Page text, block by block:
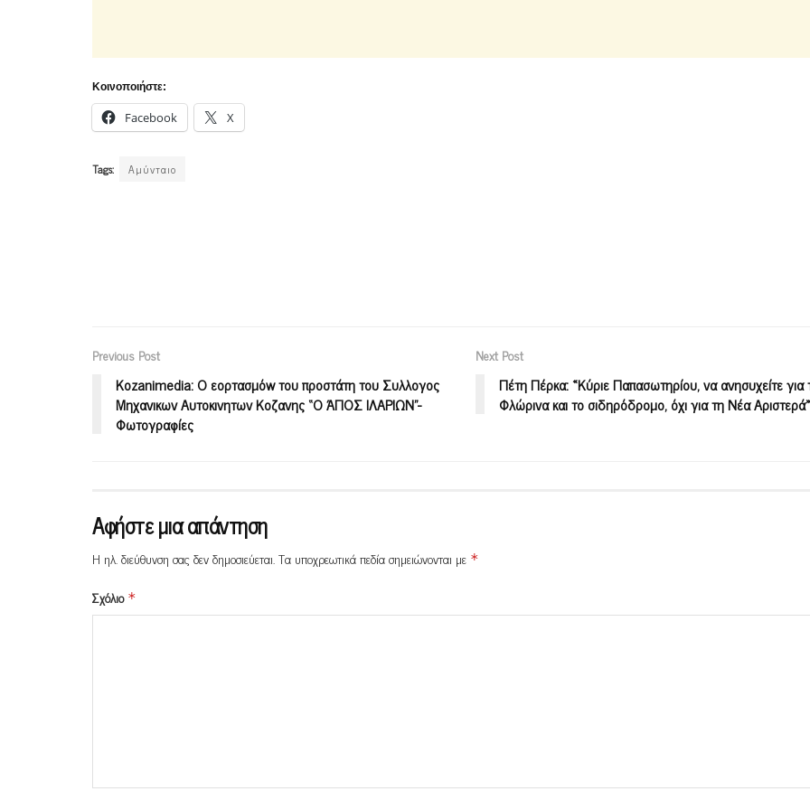
Κοινοποιήστε:
Facebook X
Tags: Αμύνταιο
Previous Post
Kozanimedia: O εορτασμόw του προστάτη του Συλλογος
Μηχανικων Αυτοκινητων Κοζανης “Ο ΆΓΙΟΣ ΙΛΑΡΙΩΝ”-
Φωτογραφίες
Next Post
Πέτη Πέρκα: «Κύριε Παπασωτηρίου, να ανησυχείτε για
Φλώρινα και το σιδηρόδρομο, όχι για τη Νέα Αριστερά»
Αφήστε μια απάντηση
Η ηλ. διεύθυνση σας δεν δημοσιεύεται.Τα υποχρεωτικά πεδία σημειώνονται με *
Σχόλιο *